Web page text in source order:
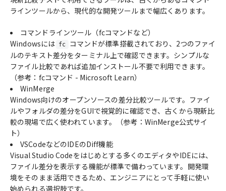
ラインツールから、現代的な開発ツールまで幅広くあります。
コマンドラインツール（fcコマンドなど）
Windowsには fc
コマンドが標準搭載されており、2つのファイ
ルのテキスト差分をターミナル上で確認できます。シンプルな
ファイル比較であれば追加インストール不要で利用できます。
（参考： fcコマンド - Microsoft Learn）
WinMerge
Windows向けのオープンソースの差分比較ツールです。ファイ
ルやフォルダの差分をGUIで視覚的に確認でき、古くから現新比
較の現場で広く使われています。（参考： WinMerge公式サイ
ト）
VSCodeなどのIDEのDiff機能
Visual Studio Codeをはじめとする多くのエディタやIDEには、
ファイル差分を表示する機能が標準で備わっています。開発環
境をそのまま活用できるため、エンジニアにとって手軽に使い
始められる選択肢です。